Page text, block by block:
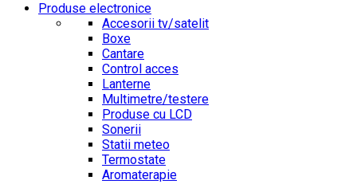
Produse electronice
Accesorii tv/satelit
Boxe
Cantare
Control acces
Lanterne
Multimetre/testere
Produse cu LCD
Sonerii
Statii meteo
Termostate
Aromaterapie